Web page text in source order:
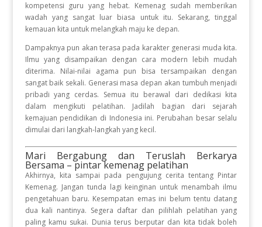
kompetensi guru yang hebat. Kemenag sudah memberikan
wadah yang sangat luar biasa untuk itu. Sekarang, tinggal
kemauan kita untuk melangkah maju ke depan.
Dampaknya pun akan terasa pada karakter generasi muda kita.
Ilmu yang disampaikan dengan cara modern lebih mudah
diterima. Nilai-nilai agama pun bisa tersampaikan dengan
sangat baik sekali. Generasi masa depan akan tumbuh menjadi
pribadi yang cerdas. Semua itu berawal dari dedikasi kita
dalam mengikuti pelatihan. Jadilah bagian dari sejarah
kemajuan pendidikan di Indonesia ini. Perubahan besar selalu
dimulai dari langkah-langkah yang kecil.
Mari Bergabung dan Teruslah Berkarya
Bersama – pintar kemenag pelatihan
Akhirnya, kita sampai pada pengujung cerita tentang Pintar
Kemenag. Jangan tunda lagi keinginan untuk menambah ilmu
pengetahuan baru. Kesempatan emas ini belum tentu datang
dua kali nantinya. Segera daftar dan pilihlah pelatihan yang
paling kamu sukai. Dunia terus berputar dan kita tidak boleh